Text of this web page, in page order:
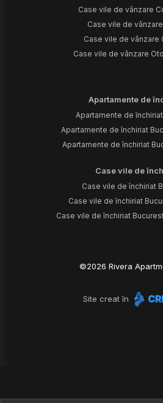
Case vile de vânzare
Case vile de
Case vile de vânzare
Case vile de vânzare
Apartamente de
Apartamente de
Apartamente de închiriat
Apartamente de închiriat
Case vile de
Case vile de închiriat
Case vile de închiriat
Case vile de închiriat
©2026 Rivera
Site creat în